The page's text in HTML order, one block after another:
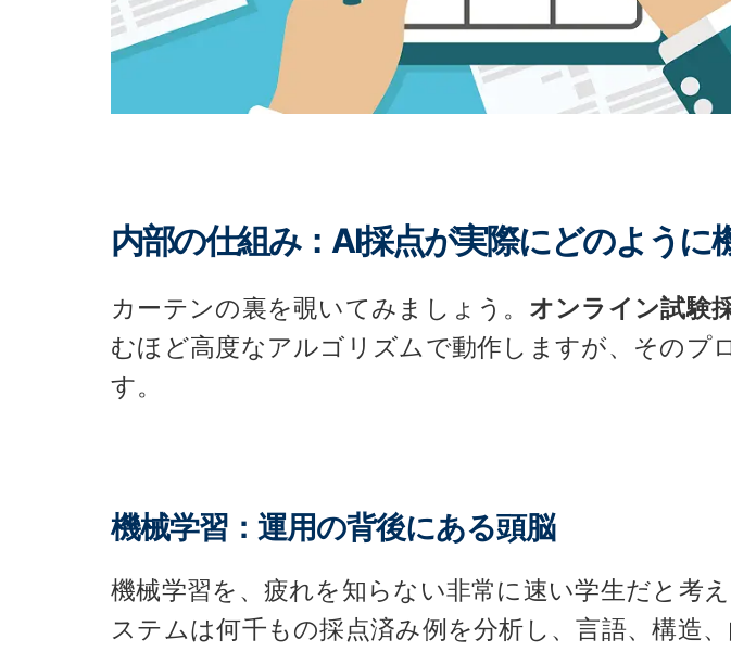
内部の仕組み：AI採点が実際にどのように
カーテンの裏を覗いてみましょう。 オンライン試験
むほど高度なアルゴリズムで動作しますが、そのプ
す。
機械学習：運用の背後にある頭脳
機械学習を、疲れを知らない非常に速い学生だと考
ステムは何千もの採点済み例を分析し、言語、構造